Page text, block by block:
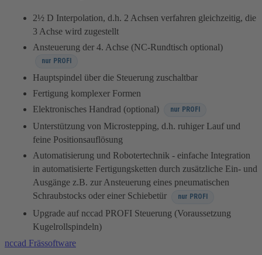
2½ D Interpolation, d.h. 2 Achsen verfahren gleichzeitig, die
3 Achse wird zugestellt
Ansteuerung der 4. Achse (NC-Rundtisch optional)
nur PROFI
Hauptspindel über die Steuerung zuschaltbar
Fertigung komplexer Formen
Elektronisches Handrad (optional)
nur PROFI
Unterstützung von Microstepping, d.h. ruhiger Lauf und
feine Positionsauflösung
Automatisierung und Robotertechnik - einfache Integration
in automatisierte Fertigungsketten durch zusätzliche Ein- und
Ausgänge z.B. zur Ansteuerung eines pneumatischen
Schraubstocks oder einer Schiebetür
nur PROFI
Upgrade auf nccad PROFI Steuerung (Voraussetzung
Kugelrollspindeln)
nccad Frässoftware